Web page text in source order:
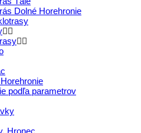
Dolné Horehronie
podľa parametrov
Hronec